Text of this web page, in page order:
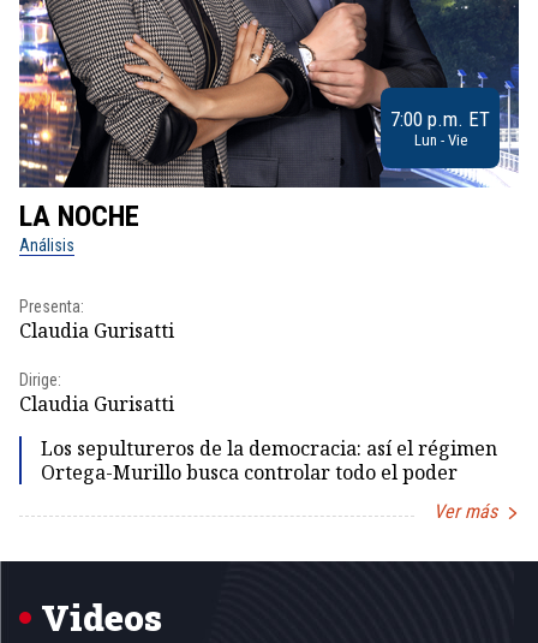
7:00 p.m. ET
Lun - Vie
LA NOCHE
Análisis
Presenta:
Claudia Gurisatti
Dirige:
Claudia Gurisatti
Los sepultureros de la democracia: así el régimen
Ortega-Murillo busca controlar todo el poder
Ver más
1
Videos